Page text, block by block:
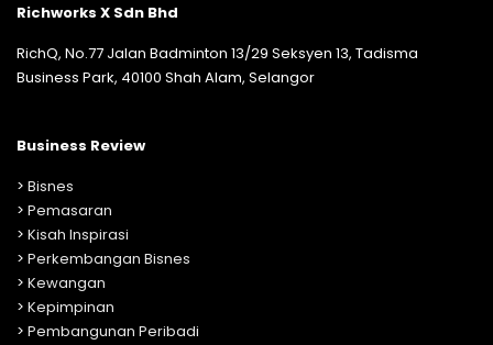
Richworks X Sdn Bhd
RichQ, No.77 Jalan Badminton 13/29 Seksyen 13, Tadisma
Business Park, 40100 Shah Alam, Selangor
Business Review
> Bisnes
> Pemasaran
> Kisah Inspirasi
> Perkembangan Bisnes
> Kewangan
> Kepimpinan
> Pembangunan Peribadi